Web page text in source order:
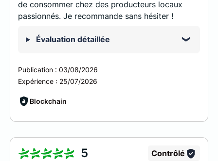
de consommer chez des producteurs locaux
passionnés. Je recommande sans hésiter !
Évaluation détaillée
Publication : 03/08/2026
Expérience : 25/07/2026
Blockchain
5 Contrôlé